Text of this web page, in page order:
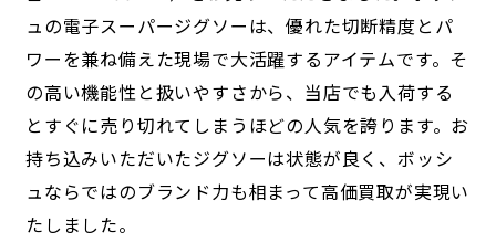
ュの電子スーパージグソーは、優れた切断精度とパ
ワーを兼ね備えた現場で大活躍するアイテムです。そ
の高い機能性と扱いやすさから、当店でも入荷する
とすぐに売り切れてしまうほどの人気を誇ります。お
持ち込みいただいたジグソーは状態が良く、ボッシ
ュならではのブランド力も相まって高価買取が実現い
たしました。